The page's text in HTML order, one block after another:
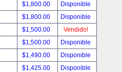
$1,800.00
Disponible
$1,800.00
Disponible
$1,500.00
Vendido!
$1,500.00
Disponible
$1,490.00
Disponible
$1,425.00
Disponible